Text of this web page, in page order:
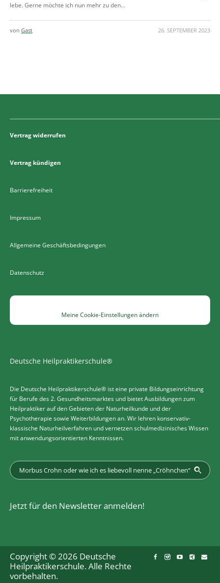
lebe. Gerne möchte ich nun mehr zu den...
26. SEPTEMBER 2023
von Gast
Vertrag widerrufen
Vertrag kündigen
Barrierefreiheit
Impressum
Allgemeine Geschäftsbedingungen
Datenschutz
Meine Cookie-Einstellungen ändern
Deutsche Heilpraktikerschule®
Die Deutsche Heilpraktikerschule® ist eine private Bildungseinrichtung
für Berufe des 2. Gesundheitsmarktes und bietet Ausbildungen zum
Heilpraktiker auf den Gebieten der Naturheilkunde und der
Psychotherapie sowie Weiterbildungen an. Wir lehren konservativ-
klassische Naturheilverfahren und vernetzen schulmedizinisches Wissen
mit anwendungsorientierten Kenntnissen.
Jetzt für den Newsletter anmelden!
Copyright © 2026 Deutsche
Heilpraktikerschule. Alle Rechte
vorbehalten.